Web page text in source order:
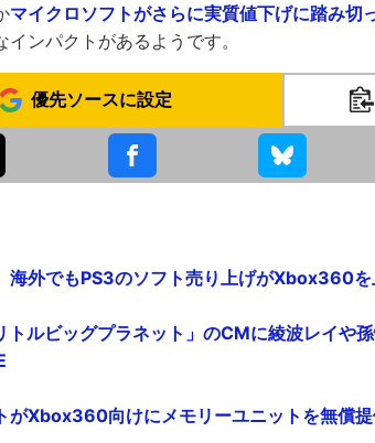
マイクロソフトがさらに実質値下げに踏み切
インパクトがあるようです。
優先ソースに設定
海外でもPS3のソフト売り上げがXbox360
トルビッグプラネット」のCMに綾波レイや
がXbox360向けにメモリーユニットを無償